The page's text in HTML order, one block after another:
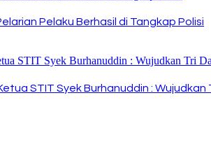
Pelaku Berhasil di Tangkap Polisi
STIT Syek Burhanuddin : Wujudkan